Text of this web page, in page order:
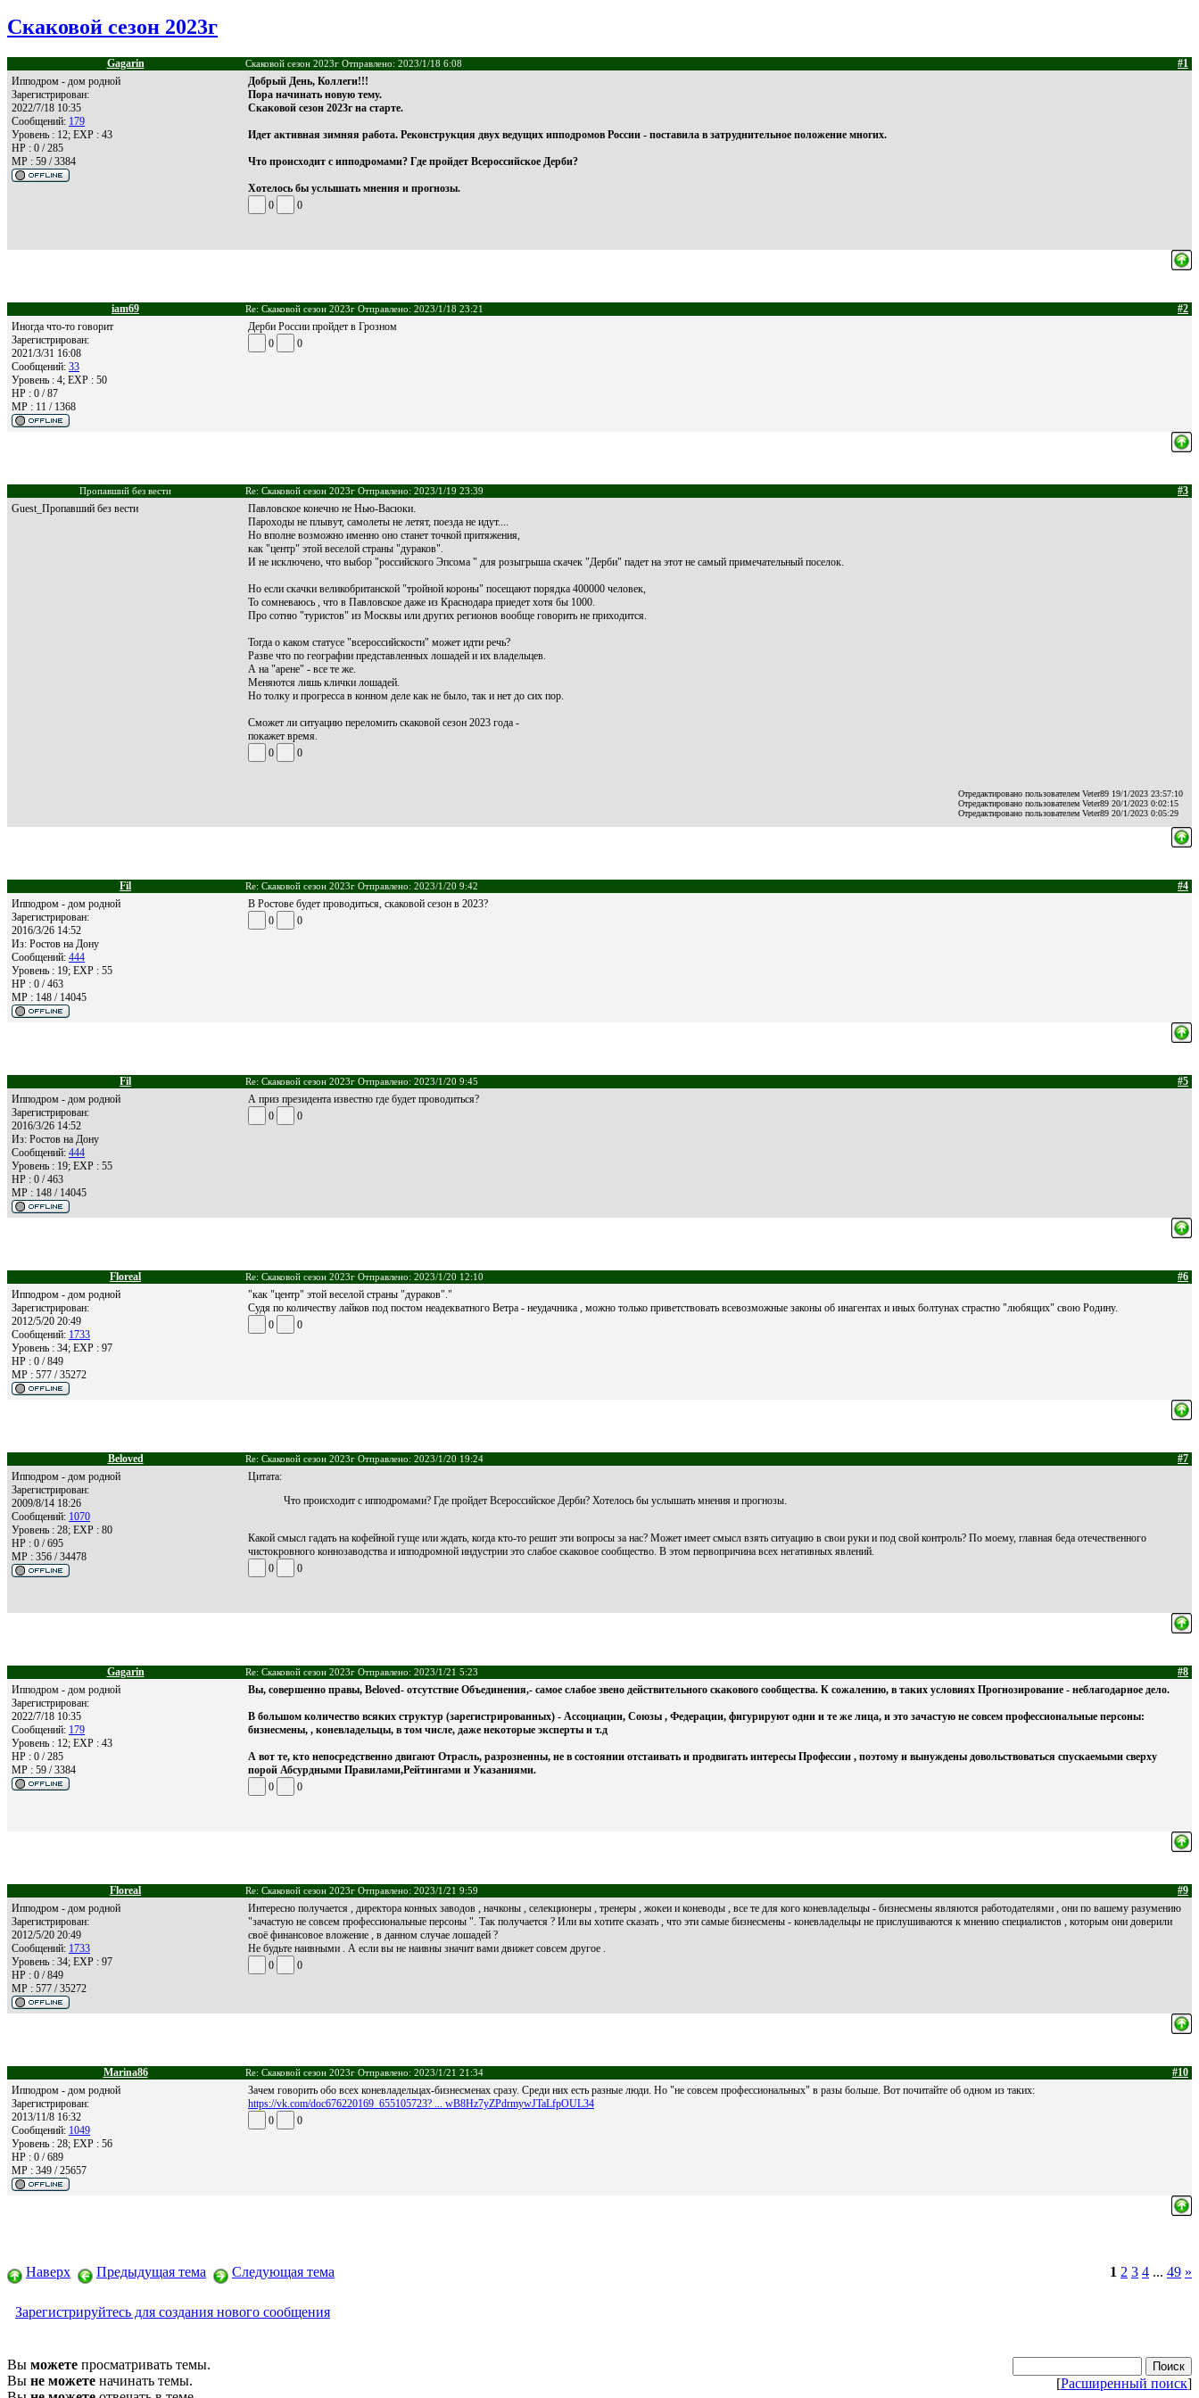
Скаковой сезон 2023г
Gagarin Скаковой сезон 2023г Отправлено: 2023/1/18 6:08
#1
Ипподром - дом родной
Зарегистрирован:
2022/7/18 10:35
Сообщений: 179
Уровень : 12; EXP : 43
HP : 0 / 285
MP : 59 / 3384
Добрый День, Коллеги!!!
Пора начинать новую тему.
Скаковой сезон 2023г на старте.
Идет активная зимняя работа. Реконструкция двух ведущих ипподромов России - поставила в затруднительное положение многих.
Что происходит с ипподромами? Где пройдет Всероссийское Дерби?
Хотелось бы услышать мнения и прогнозы.
0
0
iam69 Re: Скаковой сезон 2023г Отправлено: 2023/1/18 23:21
#2
Иногда что-то говорит
Зарегистрирован:
2021/3/31 16:08
Сообщений: 33
Уровень : 4; EXP : 50
HP : 0 / 87
MP : 11 / 1368
Дерби России пройдет в Грозном
0
0
Пропавший без вести Re: Скаковой сезон 2023г Отправлено: 2023/1/19 23:39
#3
Guest_Пропавший без вести
Павловское конечно не Нью-Васюки.
Пароходы не плывут, самолеты не летят, поезда не идут....
Но вполне возможно именно оно станет точкой притяжения,
как "центр" этой веселой страны "дураков".
И не исключено, что выбор "российского Эпсома " для розыгрыша скачек "Дерби" падет на этот не самый примечательный поселок.
Но если скачки великобританской "тройной короны" посещают порядка 400000 человек,
То сомневаюсь , что в Павловское даже из Краснодара приедет хотя бы 1000.
Про сотню "туристов" из Москвы или других регионов вообще говорить не приходится.
Тогда о каком статусе "всероссийскости" может идти речь?
Разве что по географии представленных лошадей и их владельцев.
А на "арене" - все те же.
Меняются лишь клички лошадей.
Но толку и прогресса в конном деле как не было, так и нет до сих пор.
Сможет ли ситуацию переломить скаковой сезон 2023 года -
покажет время.
0
0
Отредактировано пользователем Veter89 19/1/2023 23:57:10
Отредактировано пользователем Veter89 20/1/2023 0:02:15
Отредактировано пользователем Veter89 20/1/2023 0:05:29
Fil Re: Скаковой сезон 2023г Отправлено: 2023/1/20 9:42
#4
Ипподром - дом родной
Зарегистрирован:
2016/3/26 14:52
Из: Ростов на Дону
Сообщений: 444
Уровень : 19; EXP : 55
HP : 0 / 463
MP : 148 / 14045
В Ростове будет проводиться, скаковой сезон в 2023?
0
0
Fil Re: Скаковой сезон 2023г Отправлено: 2023/1/20 9:45
#5
Ипподром - дом родной
Зарегистрирован:
2016/3/26 14:52
Из: Ростов на Дону
Сообщений: 444
Уровень : 19; EXP : 55
HP : 0 / 463
MP : 148 / 14045
А приз президента известно где будет проводиться?
0
0
Floreal Re: Скаковой сезон 2023г Отправлено: 2023/1/20 12:10
#6
Ипподром - дом родной
Зарегистрирован:
2012/5/20 20:49
Сообщений: 1733
Уровень : 34; EXP : 97
HP : 0 / 849
MP : 577 / 35272
"как "центр" этой веселой страны "дураков"."
Судя по количеству лайков под постом неадекватного Ветра - неудачника , можно только приветствовать всевозможные законы об инагентах и иных болтунах страстно "любящих" свою Родину.
0
0
Beloved Re: Скаковой сезон 2023г Отправлено: 2023/1/20 19:24
#7
Ипподром - дом родной
Зарегистрирован:
2009/8/14 18:26
Сообщений: 1070
Уровень : 28; EXP : 80
HP : 0 / 695
MP : 356 / 34478
Цитата:
Что происходит с ипподромами? Где пройдет Всероссийское Дерби? Хотелось бы услышать мнения и прогнозы.
Какой смысл гадать на кофейной гуще или ждать, когда кто-то решит эти вопросы за нас? Может имеет смысл взять ситуацию в свои руки и под свой контроль? По моему, главная беда отечественного
чистокровного коннозаводства и ипподромной индустрии это слабое скаковое сообщество. В этом первопричина всех негативных явлений.
0
0
Gagarin Re: Скаковой сезон 2023г Отправлено: 2023/1/21 5:23
#8
Ипподром - дом родной
Зарегистрирован:
2022/7/18 10:35
Сообщений: 179
Уровень : 12; EXP : 43
HP : 0 / 285
MP : 59 / 3384
Вы, совершенно правы, Beloved- отсутствие Объединения,- самое слабое звено действительного скакового сообщества. К сожалению, в таких условиях Прогнозирование - неблагодарное дело.
В большом количество всяких структур (зарегистрированных) - Ассоциации, Союзы , Федерации, фигурируют одни и те же лица, и это зачастую не совсем профессиональные персоны:
бизнесмены, , коневладельцы, в том числе, даже некоторые эксперты и т.д
А вот те, кто непосредственно двигают Отрасль, разрозненны, не в состоянии отстаивать и продвигать интересы Профессии , поэтому и вынуждены довольствоваться спускаемыми сверху
порой Абсурдными Правилами,Рейтингами и Указаниями.
0
0
Floreal Re: Скаковой сезон 2023г Отправлено: 2023/1/21 9:59
#9
Ипподром - дом родной
Зарегистрирован:
2012/5/20 20:49
Сообщений: 1733
Уровень : 34; EXP : 97
HP : 0 / 849
MP : 577 / 35272
Интересно получается , директора конных заводов , начконы , селекционеры , тренеры , жокеи и коневоды , все те для кого коневладельцы - бизнесмены являются работодателями , они по вашему разумению
"зачастую не совсем профессиональные персоны ". Так получается ? Или вы хотите сказать , что эти самые бизнесмены - коневладельцы не прислушиваются к мнению специалистов , которым они доверили
своё финансовое вложение , в данном случае лошадей ?
Не будьте наивными . А если вы не наивны значит вами движет совсем другое .
0
0
Marina86 Re: Скаковой сезон 2023г Отправлено: 2023/1/21 21:34
#10
Ипподром - дом родной
Зарегистрирован:
2013/11/8 16:32
Сообщений: 1049
Уровень : 28; EXP : 56
HP : 0 / 689
MP : 349 / 25657
Зачем говорить обо всех коневладельцах-бизнесменах сразу. Среди них есть разные люди. Но "не совсем профессиональных" в разы больше. Вот почитайте об одном из таких:
https://vk.com/doc676220169_655105723? ... wB8Hz7yZPdrmywJTaLfpOUL34
0
0
Наверх Предыдущая тема Следующая тема 1 2 3 4 ... 49 »
Зарегистрируйтесь для создания нового сообщения
Вы можете просматривать темы.
Вы не можете начинать темы.
[Расширенный поиск]